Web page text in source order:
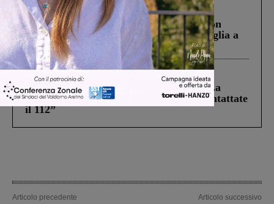
Cronaca 3 Agosto 2026
Scomparso da una struttura di Castiglion
Fiorentino l’uomo che aveva ucciso la figlia a
Levane nel 2020
Cronaca 5 Agosto 2026
Continuano le ricerche di Miah Billal. La
Prefettura: “In caso di avvistamento contattate
il 112”
Articolo precedente
Articolo successivo